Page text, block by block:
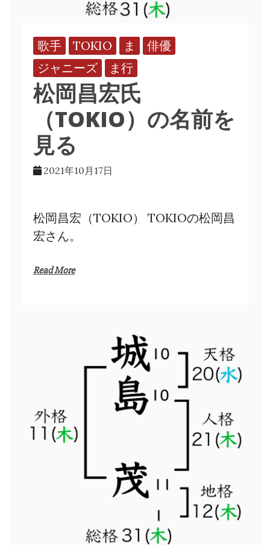
歌手 TOKIO ま
俳優
ジャニーズ
ま行
松岡昌宏氏
（TOKIO）の名前を
見る
2021年10月17日
松岡昌宏（TOKIO） TOKIOの松岡昌
宏さん。
Read More